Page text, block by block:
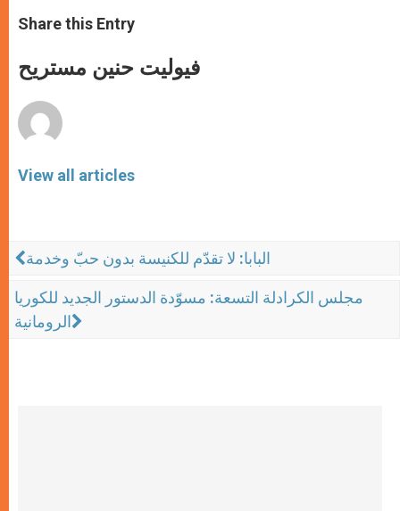
t
s
p
p
s
e
e
e
b
o
k
r
Share this Entry
فيوليت حنين مستريح
View all articles
البابا: لا تقدّم للكنيسة بدون حبّ وخدمة
مجلس الكرادلة التسعة: مسوّدة الدستور الجديد للكوريا
الرومانية